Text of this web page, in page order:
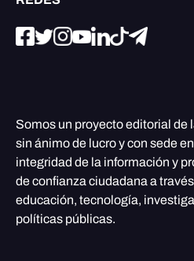
Somos un proyecto editorial de
sin ánimo de lucro y con sede
integridad de la información y
de confianza ciudadana a
educación, tecnología,
políticas públicas.